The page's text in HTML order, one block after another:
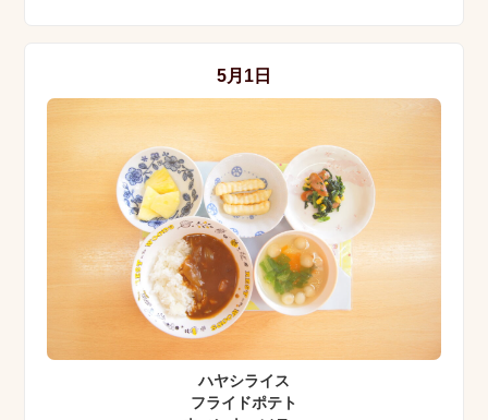
5月1日
ハヤシライス
フライドポテト